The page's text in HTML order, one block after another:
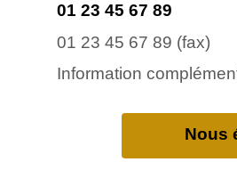
01 23 45 67 89
01 23 45 67 89 (fax)
Information
Nous